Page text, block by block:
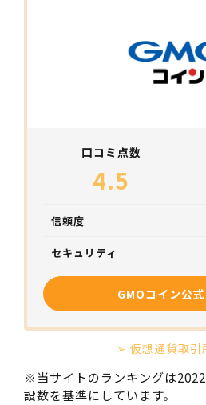
口コミ点数
4.5
信頼度
セキュリティ
GMOコイン公
➢ 仮想通貨取引
※当サイトのランキングは
設数を基準にしています。